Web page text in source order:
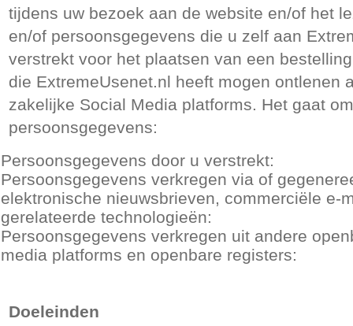
tijdens uw bezoek aan de website en/of het
en/of persoonsgegevens die u zelf aan
verstrekt voor het plaatsen van een
die ExtremeUsenet.nl heeft mogen ontlenen
zakelijke Social Media platforms. Het gaat
persoonsgegevens:
Persoonsgegevens door u verstrekt:
Persoonsgegevens verkregen via of
elektronische nieuwsbrieven, commerciële e-
gerelateerde technologieën:
Persoonsgegevens verkregen uit andere
media platforms en openbare registers:
Doeleinden